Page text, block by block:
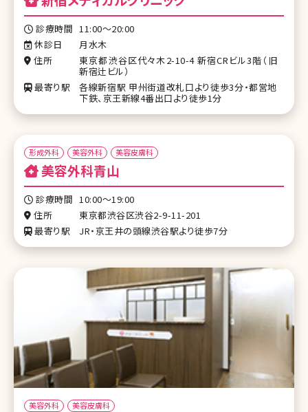
診療時間 11:00～20:00
休診日
月水木
住所
東京都渋谷区代々木2-10-4 新宿CRビル3階（旧
新宿辻ビル）
最寄り駅
各線新宿駅 甲州街道改札口より徒歩3分・都営地
下鉄、京王新線4番出口より徒歩1分
形成外科 美容外科 美容皮膚科
美容外科青山
診療時間 10:00～19:00
住所
東京都渋谷区渋谷2-9-11-201
最寄り駅
JR・京王井の頭線渋谷駅より徒歩7分
美容外科 美容皮膚科